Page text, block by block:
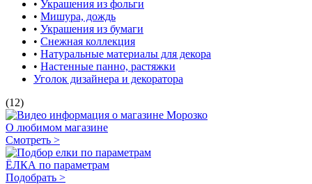
• Украшения из фольги
• Мишура, дождь
• Украшения из бумаги
• Снежная коллекция
• Натуральные материалы для декора
• Настенные панно, растяжки
Уголок дизайнера и декоратора
(12)
О любимом магазине
Смотреть >
ЁЛКА по параметрам
Подобрать >